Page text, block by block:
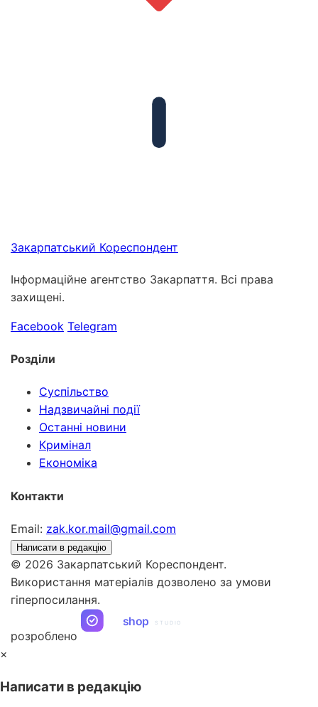
Закарпатський Кореспондент
Інформаційне агентство Закарпаття. Всі права
захищені.
Facebook Telegram
Розділи
Суспільство
Надзвичайні події
Останні новини
Кримінал
Економіка
Контакти
Email: zak.kor.mail@gmail.com
Написати в редакцію
© 2026 Закарпатський Кореспондент.
Використання матеріалів дозволено за умови
гіперпосилання.
розроблено
shop STUDIO
×
Написати в редакцію